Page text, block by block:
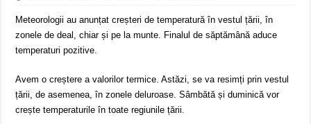
Meteorologii au anunțat creșteri de temperatură în vestul țării, în
zonele de deal, chiar și pe la munte. Finalul de săptămână aduce
temperaturi pozitive.
Avem o creștere a valorilor termice. Astăzi, se va resimți prin vestul
țării, de asemenea, în zonele deluroase. Sâmbătă și duminică vor
crește temperaturile în toate regiunile țării.